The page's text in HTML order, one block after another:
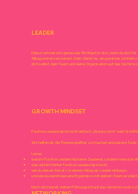
LEADER
Diese Lernreise ist genau das Richtige für dich, wenn du dich
Alltag umsetzen kannst. Dein Ziel ist es, ein positives Umfeld
dich selbst, dein Team und deine Organisation auf das nächste
GROWTH MINDSET
Positive Leadership ist nicht einfach „Gspürschmi“ oder
Wir helfen dir, die Theorie greifbar zu machen und unsere
Lerne:
warum Positive Leadership keine Zauberei, sondern messbar
was wirklich hinter Positive Leadership steckt,
wie du diesen Ansatz in deinen Alltag als Leader einbaust,
und wie du damit bessere Ergebnisse mit deinem Team erzielst.
Mach dich bereit, deinen Führungsstil auf das nächste Level